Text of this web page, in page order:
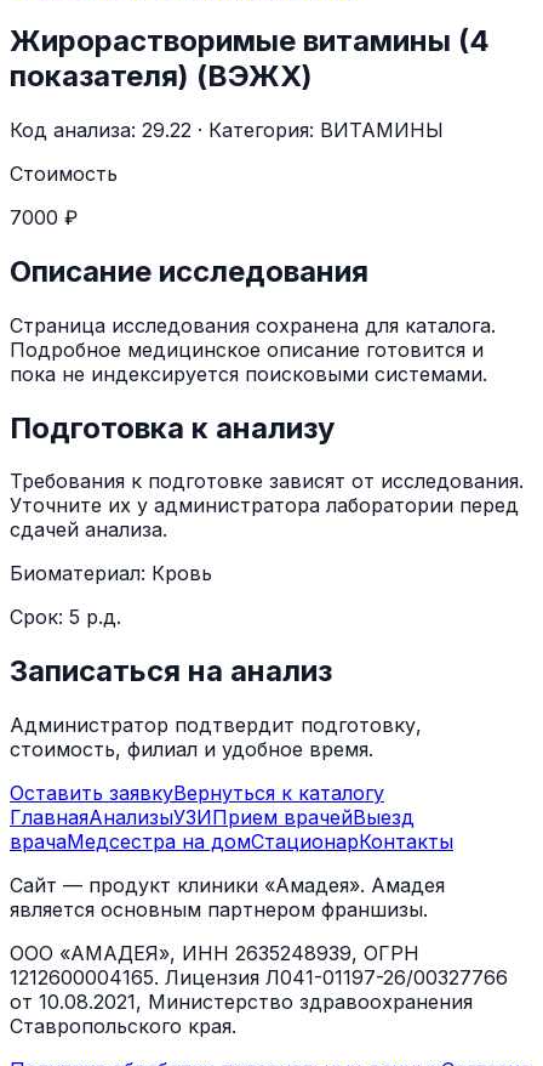
Жирорастворимые витамины (4
показателя) (ВЭЖХ)
Код анализа: 29.22 · Категория: ВИТАМИНЫ
Стоимость
7000 ₽
Описание исследования
Страница исследования сохранена для каталога.
Подробное медицинское описание готовится и
пока не индексируется поисковыми системами.
Подготовка к анализу
Требования к подготовке зависят от исследования.
Уточните их у администратора лаборатории перед
сдачей анализа.
Биоматериал: Кровь
Срок: 5 р.д.
Записаться на анализ
Администратор подтвердит подготовку,
стоимость, филиал и удобное время.
Оставить заявкуВернуться к каталогу
ГлавнаяАнализыУЗИПрием врачейВыезд
врачаМедсестра на домСтационарКонтакты
Сайт — продукт клиники «Амадея». Амадея
является основным партнером франшизы.
ООО «АМАДЕЯ», ИНН 2635248939, ОГРН
1212600004165. Лицензия Л041-01197-26/00327766
от 10.08.2021, Министерство здравоохранения
Ставропольского края.